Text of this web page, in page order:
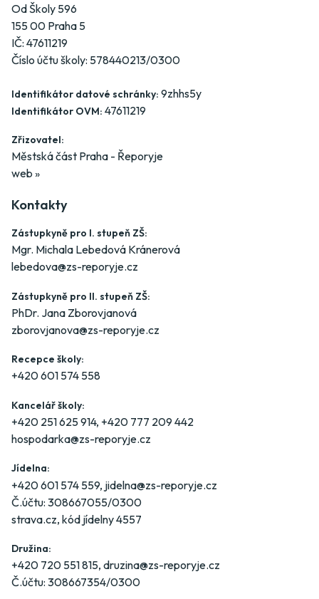
Od Školy 596
155 00 Praha 5
IČ: 47611219
Číslo účtu školy: 578440213/0300
Identifikátor datové schránky: 9zhhs5y
Identifikátor OVM: 47611219
Zřizovatel:
Městská část Praha - Řeporyje
web »
Kontakty
Zástupkyně pro I. stupeň ZŠ:
Mgr. Michala Lebedová Kránerová
lebedova@zs-reporyje.cz
Zástupkyně pro II. stupeň ZŠ:
PhDr. Jana Zborovjanová
zborovjanova@zs-reporyje.cz
Recepce školy:
+420 601 574 558
Kancelář školy:
+420 251 625 914, +420 777 209 442
hospodarka@zs-reporyje.cz
Jídelna:
+420 601 574 559, jidelna@zs-reporyje.cz
Č.účtu: 308667055/0300
strava.cz, kód jídelny 4557
Družina:
+420 720 551 815, druzina@zs-reporyje.cz
Č.účtu: 308667354/0300